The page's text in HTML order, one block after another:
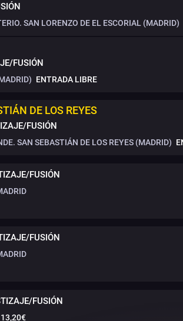
SAN LORENZO DE EL ESCORIAL (MADRID)
FUSIÓN
ENTRADA LIBRE
DE LOS REYES
FUSIÓN
SAN SEBASTIÁN DE LOS REYES (MADRID)
FUSIÓN
FUSIÓN
FUSIÓN
13,20€